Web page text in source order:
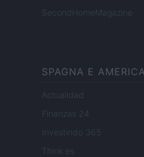
SecondHomeMagazine
SPAGNA E
Actualidad
Finanzas 24
Investindo 365
Think.es